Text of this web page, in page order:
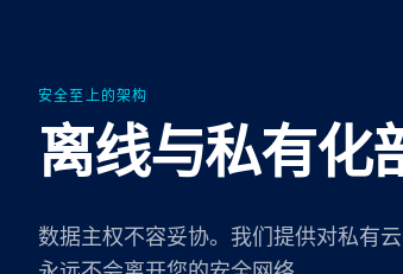
安全至上的架构
离线与私有化
数据主权不容妥协。我们提供对私有